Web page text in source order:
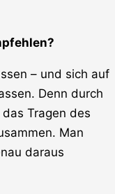
– und sich auf
Denn durch
Tragen des
Man
daraus